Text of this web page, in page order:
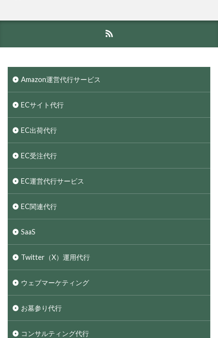
Amazon運営代行サービス
ECサイト代行
EC出荷代行
EC受注代行
EC運営代行サービス
EC関連代行
SaaS
Twitter（X）運用代行
ウェブマーケティング
お墓参り代行
コンサルティング代行